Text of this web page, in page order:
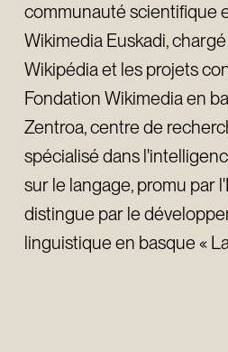
communauté scientifique
Wikimedia Euskadi,
Wikipédia et les projets
Fondation Wikimedia en
Zentroa, centre de
spécialisé dans
sur le langage, promu par
distingue par le
linguistique en basque «